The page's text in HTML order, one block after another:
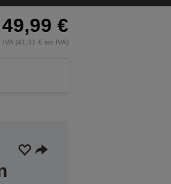
49,99 €
IVA (41,31 € sin IVA)